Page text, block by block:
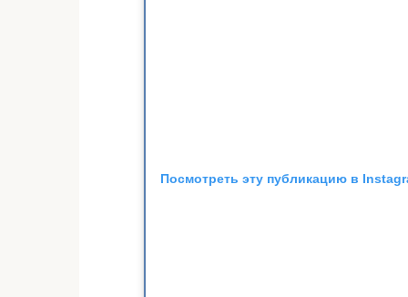
Посмотреть эту публикацию в